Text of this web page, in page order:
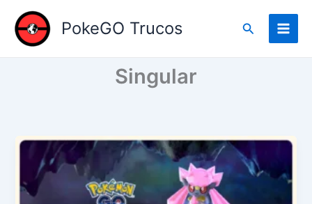
content
PokeGO Trucos Search
Singular